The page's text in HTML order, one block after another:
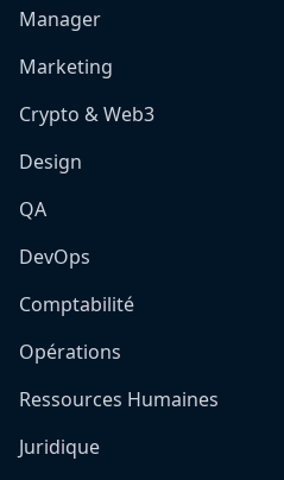
Manager
Marketing
Crypto & Web3
Design
QA
DevOps
Comptabilité
Opérations
Ressources Humaines
Juridique